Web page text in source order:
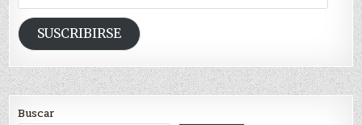
de
emailSUSCRIBIRSE
Buscar